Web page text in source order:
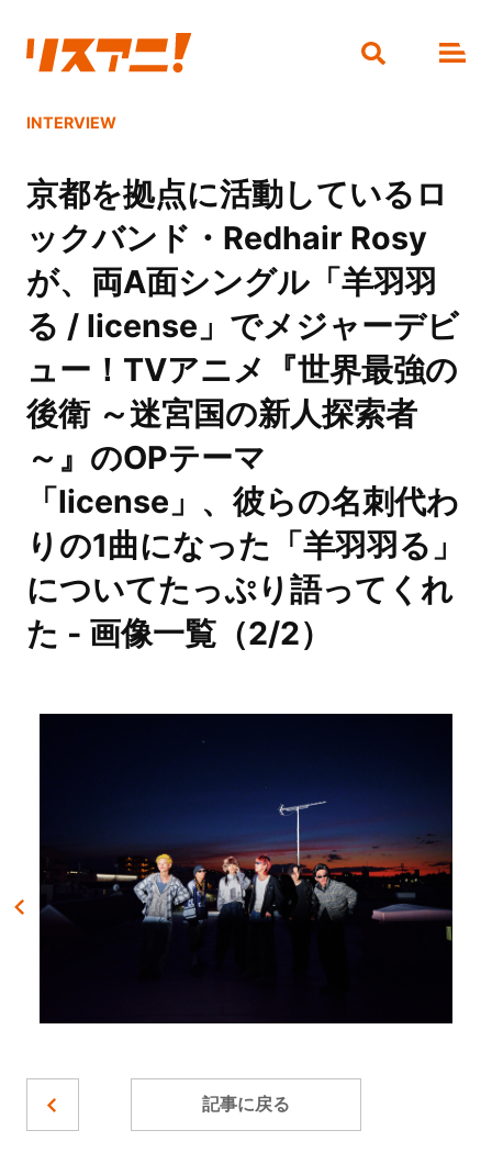
INTERVIEW
京都を拠点に活動しているロ
ックバンド・Redhair Rosy
が、両A面シングル「羊羽羽
る / license」でメジャーデビ
ュー！TVアニメ『世界最強の
後衛 ～迷宮国の新人探索者
～』のOPテーマ
「license」、彼らの名刺代わ
りの1曲になった「羊羽羽る」
についてたっぷり語ってくれ
た - 画像一覧（2/2）
記事に戻る